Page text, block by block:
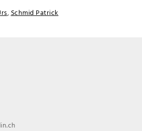
, Schmid Patrick